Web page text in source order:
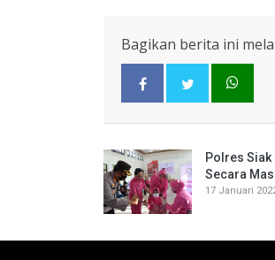
Bagikan berita ini
Polres Siak
Secara
17 Januari